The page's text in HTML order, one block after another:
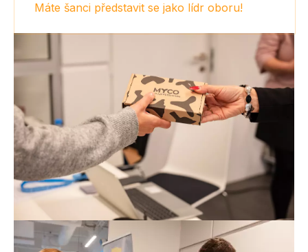
Máte šanci představit se jako lídr oboru!